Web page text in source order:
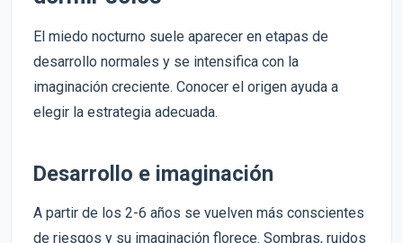
El miedo nocturno suele aparecer en etapas de
desarrollo normales y se intensifica con la
imaginación creciente. Conocer el origen ayuda a
elegir la estrategia adecuada.
Desarrollo e imaginación
A partir de los 2-6 años se vuelven más conscientes
de riesgos y su imaginación florece. Sombras, ruidos